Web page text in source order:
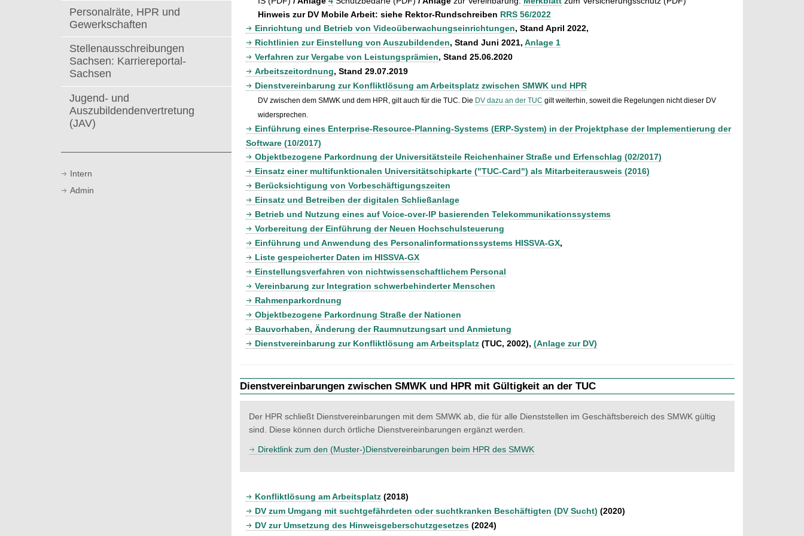
Personalräte, HPR und
Gewerkschaften
Stellenausschreibungen
Sachsen: Karriereportal-
Sachsen
Jugend- und
Auszubildendenvertretung
(JAV)
Intern
Admin
Hinweis zur DV Mobile Arbeit: siehe Rektor-Rundschreiben RRS 56/2022
Einrichtung und Betrieb von Videoüberwachungseinrichtungen, Stand April 2022,
Richtlinien zur Einstellung von Auszubildenden, Stand Juni 2021, Anlage 1
Verfahren zur Vergabe von Leistungsprämien, Stand 25.06.2020
Arbeitszeitordnung, Stand 29.07.2019
Dienstvereinbarung zur Konfliktlösung am Arbeitsplatz zwischen SMWK und HPR
DV zwischen dem SMWK und dem HPR, gilt auch für die TUC. Die DV dazu an der TUC gilt weiterhin, soweit die Regelungen nicht dieser DV
widersprechen.
Einführung eines Enterprise-Resource-Planning-Systems (ERP-System) in der Projektphase der Implementierung der
Software (10/2017)
Objektbezogene Parkordnung der Universitätsteile Reichenhainer Straße und Erfenschlag (02/2017)
Einsatz einer multifunktionalen Universitätschipkarte ("TUC-Card") als Mitarbeiterausweis (2016)
Berücksichtigung von Vorbeschäftigungszeiten
Einsatz und Betreiben der digitalen Schließanlage
Betrieb und Nutzung eines auf Voice-over-IP basierenden Telekommunikationssystems
Vorbereitung der Einführung der Neuen Hochschulsteuerung
Einführung und Anwendung des Personalinformationssystems HISSVA-GX,
Liste gespeicherter Daten im HISSVA-GX
Einstellungsverfahren von nichtwissenschaftlichem Personal
Vereinbarung zur Integration schwerbehinderter Menschen
Rahmenparkordnung
Objektbezogene Parkordnung Straße der Nationen
Bauvorhaben, Änderung der Raumnutzungsart und Anmietung
Dienstvereinbarung zur Konfliktlösung am Arbeitsplatz (TUC, 2002), (Anlage zur DV)
Dienstvereinbarungen zwischen SMWK und HPR mit Gültigkeit an der TUC
Der HPR schließt Dienstvereinbarungen mit dem SMWK ab, die für alle Dienststellen im Geschäftsbereich des SMWK gültig
sind. Diese können durch örtliche Dienstvereinbarungen ergänzt werden.
Direktlink zum den (Muster-)Dienstvereinbarungen beim HPR des SMWK
Konfliktlösung am Arbeitsplatz (2018)
DV zum Umgang mit suchtgefährdeten oder suchtkranken Beschäftigten (DV Sucht) (2020)
DV zur Umsetzung des Hinweisgeberschutzgesetzes (2024)